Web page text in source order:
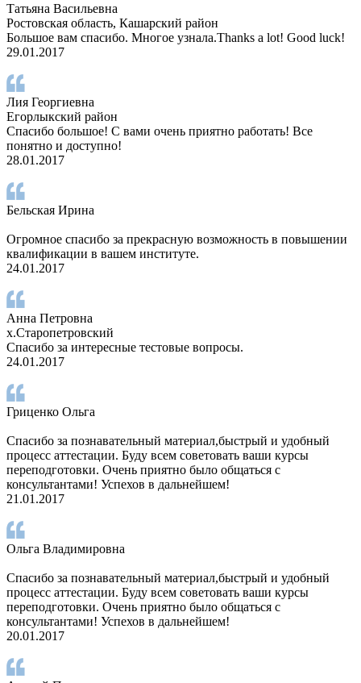
Татьяна Васильевна
Ростовская область, Кашарский район
Большое вам спасибо. Многое узнала.Thanks a lot! Good luck!
29.01.2017
Лия Георгиевна
Егорлыкский район
Спасибо большое! С вами очень приятно работать! Все
понятно и доступно!
28.01.2017
Бельская Ирина
Огромное спасибо за прекрасную возможность в повышении
квалификации в вашем институте.
24.01.2017
Анна Петровна
х.Старопетровский
Спасибо за интересные тестовые вопросы.
24.01.2017
Гриценко Ольга
Спасибо за познавательный материал,быстрый и удобный
процесс аттестации. Буду всем советовать ваши курсы
переподготовки. Очень приятно было общаться с
консультантами! Успехов в дальнейшем!
21.01.2017
Ольга Владимировна
Спасибо за познавательный материал,быстрый и удобный
процесс аттестации. Буду всем советовать ваши курсы
переподготовки. Очень приятно было общаться с
консультантами! Успехов в дальнейшем!
20.01.2017